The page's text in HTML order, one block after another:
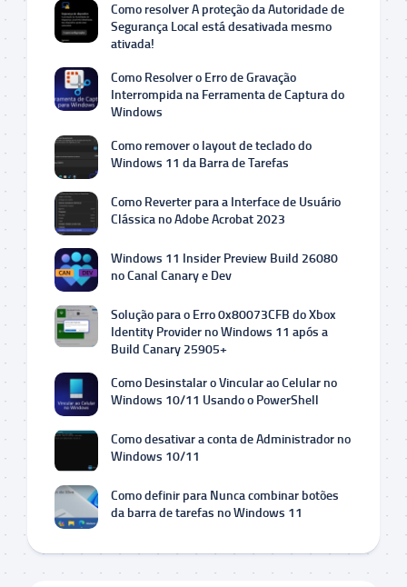
Como resolver A proteção da Autoridade de
Segurança Local está desativada mesmo
ativada!
Como Resolver o Erro de Gravação
Interrompida na Ferramenta de Captura do
Windows
Como remover o layout de teclado do
Windows 11 da Barra de Tarefas
Como Reverter para a Interface de Usuário
Clássica no Adobe Acrobat 2023
Windows 11 Insider Preview Build 26080
no Canal Canary e Dev
Solução para o Erro 0x80073CFB do Xbox
Identity Provider no Windows 11 após a
Build Canary 25905+
Como Desinstalar o Vincular ao Celular no
Windows 10/11 Usando o PowerShell
Como desativar a conta de Administrador no
Windows 10/11
Como definir para Nunca combinar botões
da barra de tarefas no Windows 11